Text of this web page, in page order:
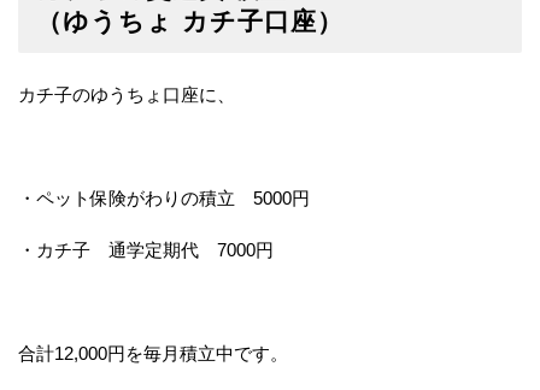
（ゆうちょ カチ子口座）
カチ子のゆうちょ口座に、
・ペット保険がわりの積立 5000円
・カチ子 通学定期代 7000円
合計12,000円を毎月積立中です。